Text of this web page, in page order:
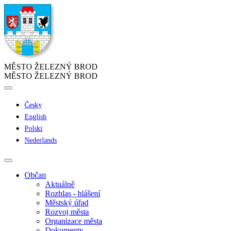
MĚSTO ŽELEZNÝ BROD
MĚSTO ŽELEZNÝ BROD
Česky
English
Polski
Nederlands
Občan
Aktuálně
Rozhlas - hlášení
Městský úřad
Rozvoj města
Organizace města